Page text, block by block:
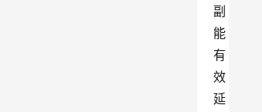
副
能
有
效
延